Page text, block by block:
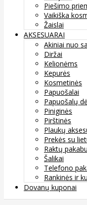
Piešimo
Vaikiška
Žaislai
AKSESUARAI
Akiniai nuo
Diržai
Kelionėms
Kepurės
Kosmetinės
Papuošalai
Papuošalų
Piniginės
Pirštinės
Plaukų
Prekės su
Raktų
Šalikai
Telefono
Rankinės ir
Dovanų kuponai